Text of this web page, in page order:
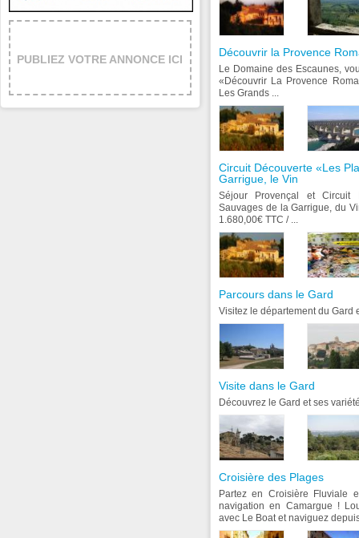
Découvrir la Provence
Le Domaine des Escaunes,
«Découvrir La Provence
Les Grands ...
Circuit Découverte «Les
Garrigue, le Vin
Séjour Provençal et
Sauvages de la Garrigue, du
1.680,00€ TTC / ...
Parcours dans le Gard
Visitez le département du Gard
Visite dans le Gard
Découvrez le Gard et ses
Croisière des Plages
Partez en Croisière Fluviale
navigation en Camargue !
avec Le Boat et naviguez
PUBLIEZ VOTRE ANNONCE ICI